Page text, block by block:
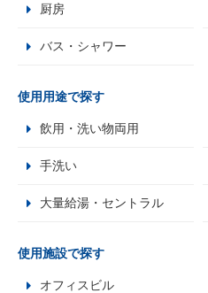
厨房
バス・シャワー
使用用途で探す
飲用・洗い物両用
手洗い
大量給湯・セントラル
使用施設で探す
オフィスビル